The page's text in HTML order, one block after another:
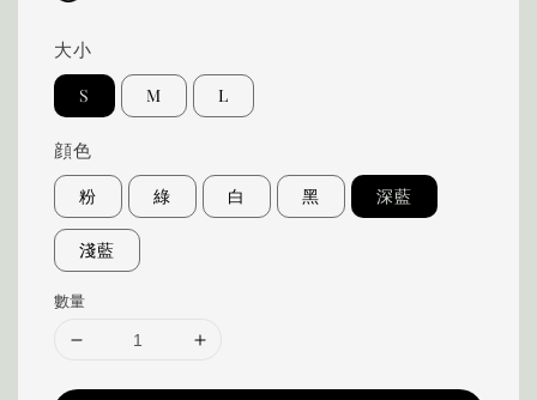
大小
S M L
顔色
粉 綠 白 黑 深藍
淺藍
數量